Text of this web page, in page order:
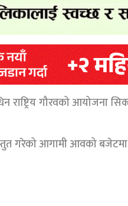
राष्ट्रिय गौरवको आयोजना
गरेको आगामी आवको